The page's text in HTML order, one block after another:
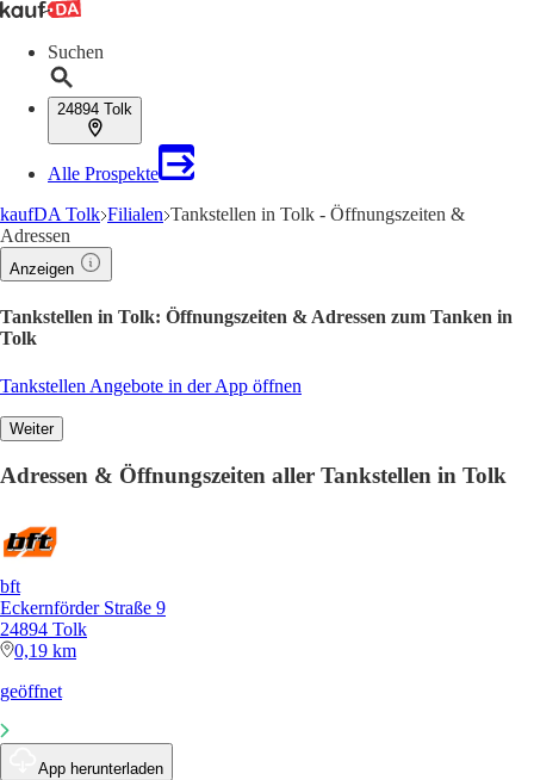
Suchen
24894 Tolk
Alle Prospekte
kaufDA Tolk Filialen Tankstellen in Tolk - Öffnungszeiten &
Adressen
Anzeigen
Tankstellen in Tolk: Öffnungszeiten & Adressen zum Tanken in
Tolk
Tankstellen Angebote in der App öffnen
Weiter
Adressen & Öffnungszeiten aller Tankstellen in Tolk
bft
Eckernförder Straße 9
24894 Tolk
0,19 km
geöffnet
App herunterladen